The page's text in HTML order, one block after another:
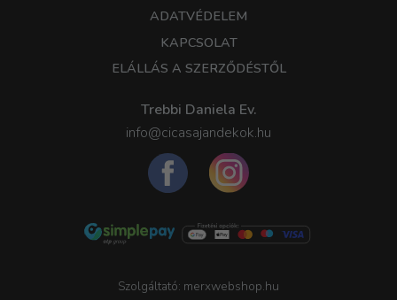
ADATVÉDELEM
KAPCSOLAT
ELÁLLÁS A SZERZŐDÉSTŐL
Trebbi Daniela Ev.
info@cicasajandekok.hu
Szolgáltató: merxwebshop.hu